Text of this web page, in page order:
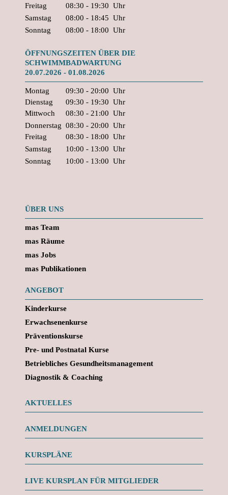
Freitag
08:30 - 19:30 Uhr
Samstag
08:00 - 18:45 Uhr
Sonntag
08:00 - 18:00 Uhr
ÖFFNUNGSZEITEN ÜBER DIE
SCHWIMMBADWARTUNG
20.07.2026 - 01.08.2026
Montag 09:30 - 20:00 Uhr
Dienstag
09:30 - 19:30 Uhr
Mittwoch
08:30 - 21:00 Uhr
Donnerstag 08:30 - 20:00 Uhr
Freitag
08:30 - 18:00 Uhr
Samstag
10:00 - 13:00 Uhr
Sonntag
10:00 - 13:00 Uhr
ÜBER UNS
mas Team
mas Räume
mas Jobs
mas Publikationen
ANGEBOT
Kinderkurse
Erwachsenenkurse
Präventionskurse
Pre- und Postnatal Kurse
Betriebliches Gesundheitsmanagement
Diagnostik & Coaching
AKTUELLES
ANMELDUNGEN
KURSPLÄNE
LIVE KURSPLAN FÜR MITGLIEDER